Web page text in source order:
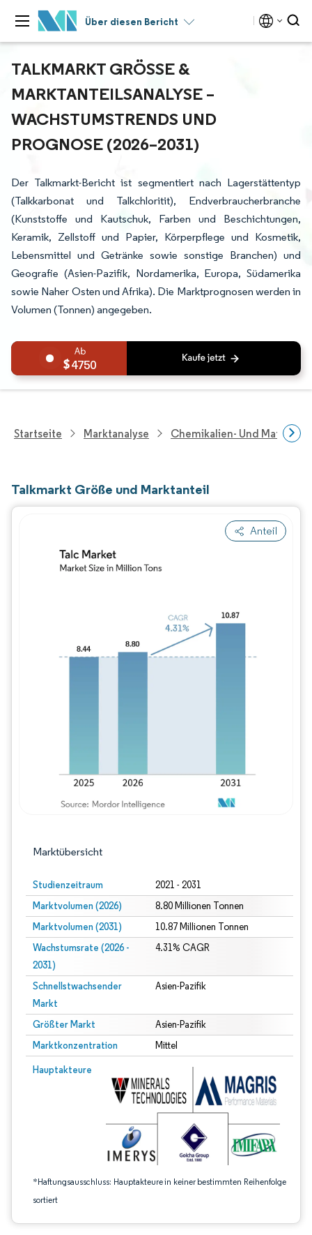
Über diesen Bericht
TALKMARKT GRÖSSE & M
ARKTANTEILSANALYSE – W
ACHSTUMSTRENDS UND P
ROGNOSE (2026–2031)
Der Talkmarkt-Bericht ist segmentiert nach Lagerstättentyp
(Talkkarbonat und Talkchloritit), Endverbraucherbranche
(Kunststoffe und Kautschuk, Farben und Beschichtungen,
Keramik, Zellstoff und Papier, Körperpflege und Kosmetik,
Lebensmittel und Getränke sowie sonstige Branchen) und
Geografie (Asien-Pazifik, Nordamerika, Europa, Südamerika
sowie Naher Osten und Afrika). Die Marktprognosen werden in
Volumen (Tonnen) angegeben.
4750
Startseite Marktanalyse Chemikalien- Und
Talkmarkt Größe und Marktanteil
Anteil
Marktübersicht
Studienzeitraum 2021 - 2031
Marktvolumen (2026) 8.80 Millionen Tonnen
Marktvolumen (2031) 10.87 Millionen Tonnen
Wachstumsrate (2026 -
2031)
4.31% CAGR
Schnellstwachsender
Markt
Asien-Pazifik
Größter Markt Asien-Pazifik
Marktkonzentration Mittel
Hauptakteure
*Haftungsausschluss: Hauptakteure in keiner bestimmten Reihenfolge
sortiert
Bild © Mordor Intelligence. Wiederverwendung erfordert Namensnennung